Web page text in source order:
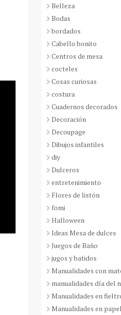
Belleza
Bodas
bordados
Cabello bonito
Centros de mesa
cocteles
Cosas curiosas
costura
Cuadernos decorados
Decoración
Decoupage
Dibujos infantiles
diy
Dulceros
entretenimiento
Flores de listón
fomi
Halloween
Ideas Mesa de dulces
Juegos de Baño
jugos y batidos
Manualidades con
manualidades día del
Manualidades en
Manualidades en papel